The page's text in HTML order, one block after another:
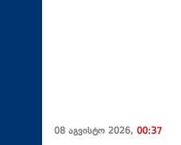
08 აგვისტო 2026, 00:37